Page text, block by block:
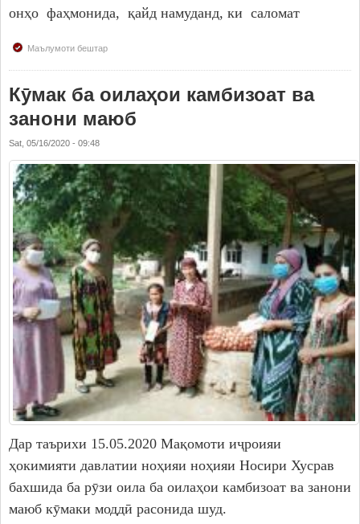
онҳо фаҳмонида, қайд намуданд, ки саломат
Маълумоти бештар
Кӯмак ба оилаҳои камбизоат ва
занони маюб
Sat, 05/16/2020 - 09:48
Дар таърихи 15.05.2020 Мақомоти иҷроияи
ҳокимияти давлатии ноҳияи ноҳияи Носири Хусрав
бахшида ба рӯзи оила ба оилаҳои камбизоат ва занони
маюб кӯмаки моддӣ расонида шуд.